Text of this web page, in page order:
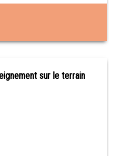
sur le terrain